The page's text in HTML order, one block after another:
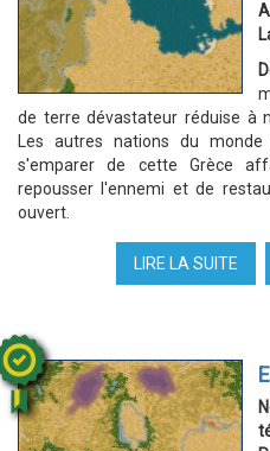
de terre dévastateur réduise à
Les autres nations du
s'emparer de cette Grèce
repousser l'ennemi et de
ouvert.
LIRE LA SUITE